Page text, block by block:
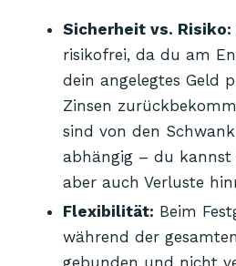
Sicherheit vs. Risiko:
risikofrei, da du am
dein angelegtes Geld
Zinsen
sind von den
abhängig – du kannst
aber auch Verluste
Flexibilität: Beim
während der